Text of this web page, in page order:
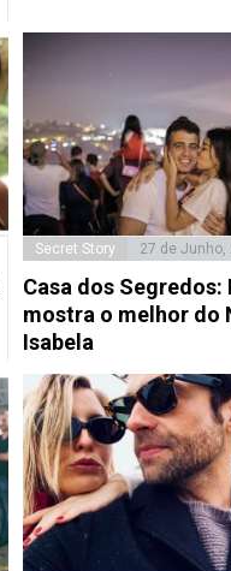
Secret Story 27 de Junho,
Casa dos Segredos:
mostra o melhor do
Isabela